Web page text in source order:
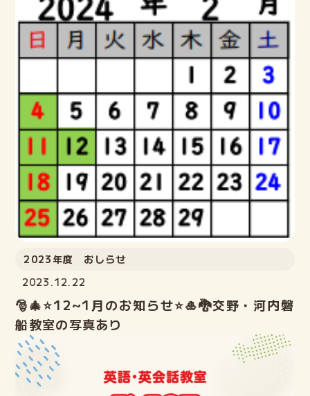
2023年度 おしらせ
2023.12.22
🎅🎄⭐12~1月のお知らせ⭐🎍🐉交野・河内磐
船教室の写真あり